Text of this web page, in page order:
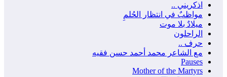
اذكريني ..
مواظبٌ في انتظار الحُلمِ
ميلادٌ بلا موت
الراحلون
حرف ..
مع الشاعر محمد أحمد حسن فقيه
Pauses
Mother of the Martyrs